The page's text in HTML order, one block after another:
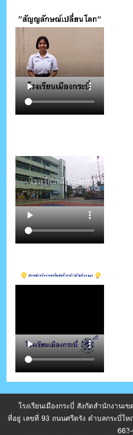
โรงเรียนเมืองกระบี่ สังกัดสำนักงาน
ที่อยู่ เลขที่ 93 ถนนศรีตรัง ตำบลกระบี่ใ